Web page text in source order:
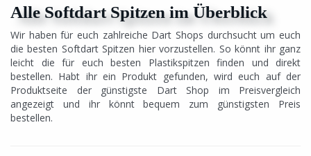
Alle Softdart Spitzen im Überblick
Wir haben für euch zahlreiche Dart Shops durchsucht um euch
die besten Softdart Spitzen hier vorzustellen. So könnt ihr ganz
leicht die für euch besten Plastikspitzen finden und direkt
bestellen. Habt ihr ein Produkt gefunden, wird euch auf der
Produktseite der günstigste Dart Shop im Preisvergleich
angezeigt und ihr könnt bequem zum günstigsten Preis
bestellen.